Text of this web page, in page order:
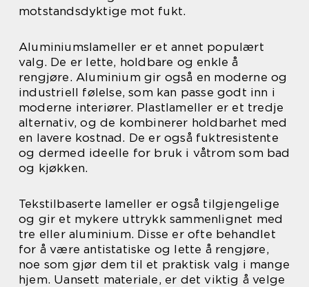
motstandsdyktige mot fukt.
Aluminiumslameller er et annet populært
valg. De er lette, holdbare og enkle å
rengjøre. Aluminium gir også en moderne og
industriell følelse, som kan passe godt inn i
moderne interiører. Plastlameller er et tredje
alternativ, og de kombinerer holdbarhet med
en lavere kostnad. De er også fuktresistente
og dermed ideelle for bruk i våtrom som bad
og kjøkken.
Tekstilbaserte lameller er også tilgjengelige
og gir et mykere uttrykk sammenlignet med
tre eller aluminium. Disse er ofte behandlet
for å være antistatiske og lette å rengjøre,
noe som gjør dem til et praktisk valg i mange
hjem. Uansett materiale, er det viktig å velge